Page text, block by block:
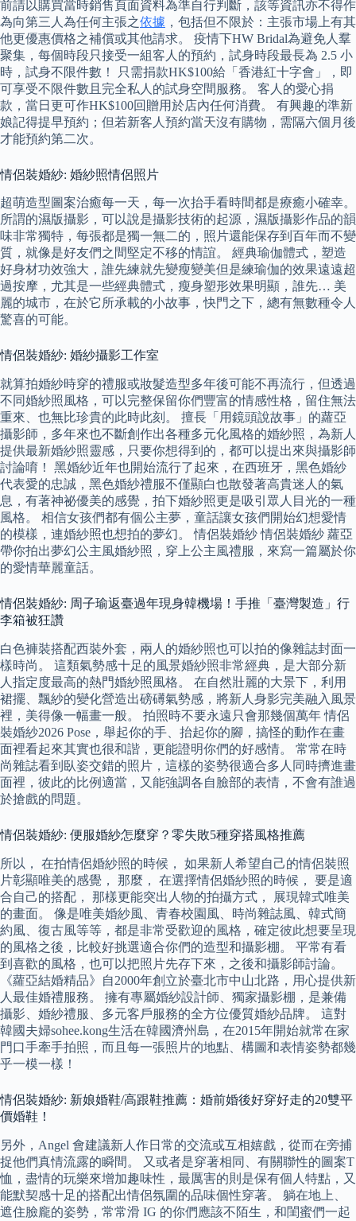
前請以購買當時銷售頁面資料為準自行判斷，該等資訊亦不得作
為向第三人為任何主張之依據 ，包括但不限於：主張市場上有其
他更優惠價格之補償或其他請求。 疫情下HW Bridal為避免人羣
聚集，每個時段只接受一組客人的預約，試身時段最長為 2.5 小
時，試身不限件數！ 只需捐款HK$100給「香港紅十字會」，即
可享受不限件數且完全私人的試身空間服務。 客人的愛心捐
款，當日更可作HK$100回贈用於店內任何消費。 有興趣的準新
娘記得提早預約；但若新客人預約當天沒有購物，需隔六個月後
才能預約第二次。
情侶裝婚紗: 婚紗照情侶照片
超萌造型圖案治癒每一天，每一次抬手看時間都是療癒小確幸。
所謂的濕版攝影，可以說是攝影技術的起源，濕版攝影作品的韻
味非常獨特，每張都是獨一無二的，照片還能保存到百年而不變
質，就像是好友們之間堅定不移的情誼。 經典瑜伽體式，塑造
好身材功效強大，誰先練就先變瘦變美但是練瑜伽的效果遠遠超
過按摩，尤其是一些經典體式，瘦身塑形效果明顯，誰先… 美
麗的城市，在於它所承載的小故事，快門之下，總有無數種令人
驚喜的可能。
情侶裝婚紗: 婚紗攝影工作室
就算拍婚紗時穿的禮服或妝髮造型多年後可能不再流行，但透過
不同婚紗照風格，可以完整保留你們豐富的情感性格，留住無法
重來、也無比珍貴的此時此刻。 擅長「用鏡頭說故事」的蘿亞
攝影師，多年來也不斷創作出各種多元化風格的婚紗照，為新人
提供最新婚紗照靈感，只要你想得到的，都可以提出來與攝影師
討論唷！ 黑婚紗近年也開始流行了起來，在西班牙，黑色婚紗
代表愛的忠誠，黑色婚紗禮服不僅顯白也散發著高貴迷人的氣
息，有著神祕優美的感覺，拍下婚紗照更是吸引眾人目光的一種
風格。 相信女孩們都有個公主夢，童話讓女孩們開始幻想愛情
的模樣，連婚紗照也想拍的夢幻。 情侶裝婚紗 情侶裝婚紗 蘿亞
帶你拍出夢幻公主風婚紗照，穿上公主風禮服，來寫一篇屬於你
的愛情華麗童話。
情侶裝婚紗: 周子瑜返臺過年現身韓機場！手推「臺灣製造」行
李箱被狂讚
白色褲裝搭配西裝外套，兩人的婚紗照也可以拍的像雜誌封面一
樣時尚。 這類氣勢感十足的風景婚紗照非常經典，是大部分新
人指定度最高的熱門婚紗照風格。 在自然壯麗的大景下，利用
裙擺、飄紗的變化營造出磅礡氣勢感，將新人身影完美融入風景
裡，美得像一幅畫一般。 拍照時不要永遠只會那幾個萬年 情侶
裝婚紗2026 Pose，舉起你的手、抬起你的腳，搞怪的動作在畫
面裡看起來其實也很和諧，更能證明你們的好感情。 常常在時
尚雜誌看到臥姿交錯的照片，這樣的姿勢很適合多人同時擠進畫
面裡，彼此的比例適當，又能強調各自臉部的表情，不會有誰過
於搶戲的問題。
情侶裝婚紗: 便服婚紗怎麼穿？零失敗5種穿搭風格推薦
所以， 在拍情侶婚紗照的時候， 如果新人希望自己的情侶裝照
片彰顯唯美的感覺， 那麼， 在選擇情侶婚紗照的時候， 要是適
合自己的搭配， 那樣更能突出人物的拍攝方式， 展現韓式唯美
的畫面。 像是唯美婚紗風、青春校園風、時尚雜誌風、韓式簡
約風、復古風等等，都是非常受歡迎的風格，確定彼此想要呈現
的風格之後，比較好挑選適合你們的造型和攝影棚。 平常有看
到喜歡的風格，也可以把照片先存下來，之後和攝影師討論。
《蘿亞結婚精品》自2000年創立於臺北市中山北路，用心提供新
人最佳婚禮服務。 擁有專屬婚紗設計師、獨家攝影棚，是兼備
攝影、婚紗禮服、多元客戶服務的全方位優質婚紗品牌。 這對
韓國夫婦sohee.kong生活在韓國濟州島，在2015年開始就常在家
門口手牽手拍照，而且每一張照片的地點、構圖和表情姿勢都幾
乎一模一樣！
情侶裝婚紗: 新娘婚鞋/高跟鞋推薦：婚前婚後好穿好走的20雙平
價婚鞋！
另外，Angel 會建議新人作日常的交流或互相嬉戲，從而在旁捕
捉他們真情流露的瞬間。 又或者是穿著相同、有關聯性的圖案T
恤，盡情的玩樂來增加趣味性，最厲害的則是保有個人特點，又
能默契感十足的搭配出情侶氛圍的品味個性穿著。 躺在地上、
遮住臉龐的姿勢，常常滑 IG 的你們應該不陌生，和閨蜜們一起